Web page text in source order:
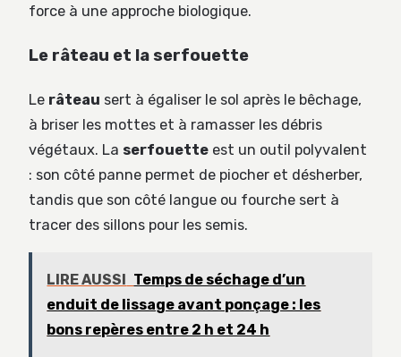
force à une approche biologique.
Le râteau et la serfouette
Le râteau sert à égaliser le sol après le bêchage,
à briser les mottes et à ramasser les débris
végétaux. La serfouette est un outil polyvalent
: son côté panne permet de piocher et désherber,
tandis que son côté langue ou fourche sert à
tracer des sillons pour les semis.
LIRE AUSSI Temps de séchage d’un
enduit de lissage avant ponçage : les
bons repères entre 2 h et 24 h